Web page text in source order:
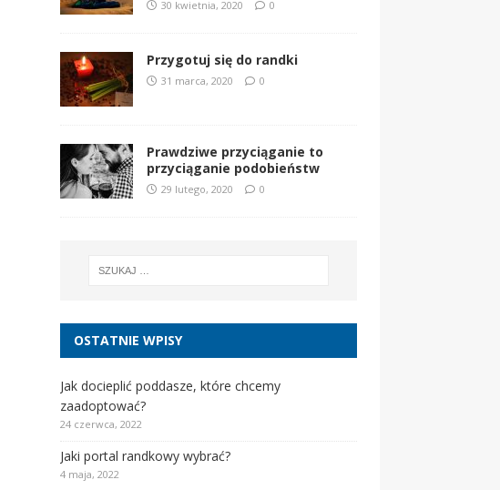
30 kwietnia, 2020 0
Przygotuj się do randki
31 marca, 2020 0
Prawdziwe przyciąganie to
przyciąganie podobieństw
29 lutego, 2020 0
OSTATNIE WPISY
Jak docieplić poddasze, które chcemy
zaadoptować?
24 czerwca, 2022
Jaki portal randkowy wybrać?
4 maja, 2022